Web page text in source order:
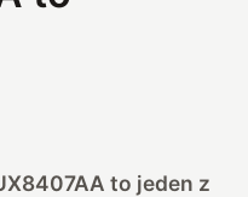
to jeden z